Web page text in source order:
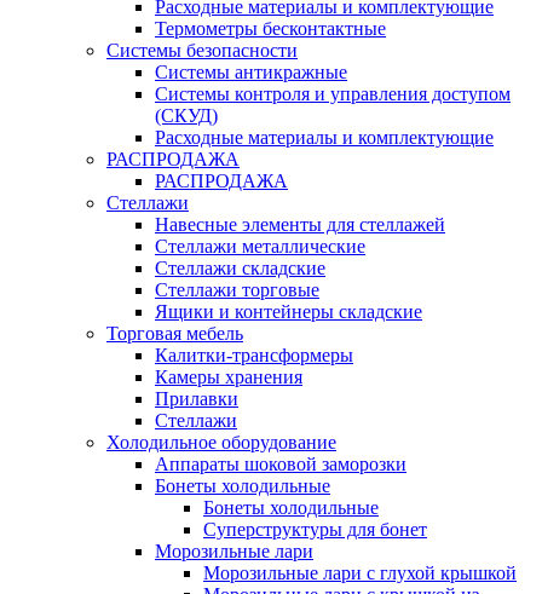
Расходные материалы и комплектующие
Термометры бесконтактные
Системы безопасности
Системы антикражные
Системы контроля и управления доступом
(СКУД)
Расходные материалы и комплектующие
РАСПРОДАЖА
РАСПРОДАЖА
Стеллажи
Навесные элементы для стеллажей
Стеллажи металлические
Стеллажи складские
Стеллажи торговые
Ящики и контейнеры складские
Торговая мебель
Калитки-трансформеры
Камеры хранения
Прилавки
Стеллажи
Холодильное оборудование
Аппараты шоковой заморозки
Бонеты холодильные
Бонеты холодильные
Суперструктуры для бонет
Морозильные лари
Морозильные лари с глухой крышкой